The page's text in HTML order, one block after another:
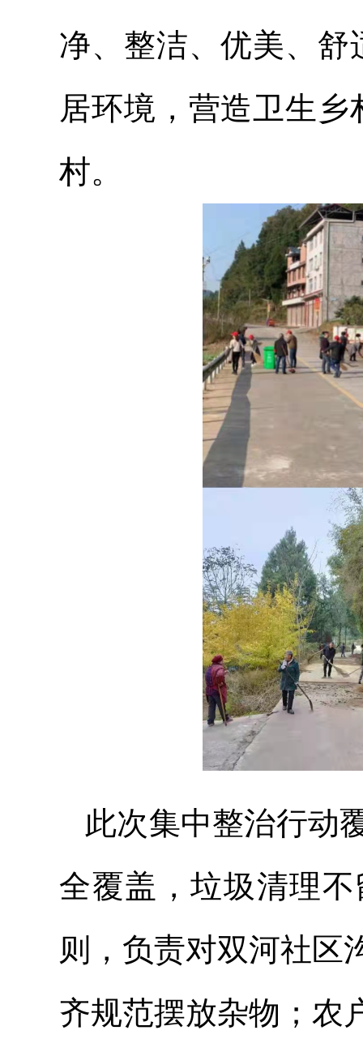
净、整洁、优美、舒
居环境，营造卫生
村。
此次集中整治行动
全覆盖，垃圾清理
则，负责对双河社区
齐规范摆放杂物；农